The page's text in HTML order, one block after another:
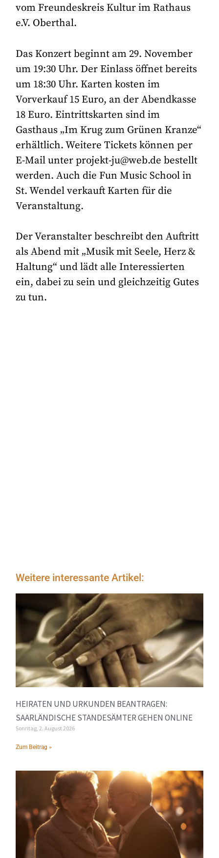
vom Freundeskreis Kultur im Rathaus
e.V. Oberthal.
Das Konzert beginnt am 29. November
um 19:30 Uhr. Der Einlass öffnet bereits
um 18:30 Uhr. Karten kosten im
Vorverkauf 15 Euro, an der Abendkasse
18 Euro. Eintrittskarten sind im
Gasthaus „Im Krug zum Grünen Kranze“
erhältlich. Weitere Tickets können per
E-Mail unter projekt-ju@web.de bestellt
werden. Auch die Fun Music School in
St. Wendel verkauft Karten für die
Veranstaltung.
Der Veranstalter beschreibt den Auftritt
als Abend mit „Musik mit Seele, Herz &
Haltung“ und lädt alle Interessierten
ein, dabei zu sein und gleichzeitig Gutes
zu tun.
Weitere interessante Artikel:
HEIRATEN UND URKUNDEN BEANTRAGEN:
SAARLÄNDISCHE STANDESÄMTER GEHEN ONLINE
Sonntag, 2. August 2026
Zum Beitrag »